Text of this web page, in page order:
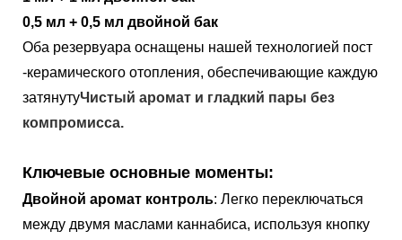
0,5 мл + 0,5 мл двойной бак
Оба резервуара оснащены нашей технологией пост
-керамического отопления, обеспечивающие каждую
затянутуЧистый аромат и гладкий пары без
компромисса.
Ключевые основные моменты:
Двойной аромат контроль: Легко переключаться
между двумя маслами каннабиса, используя кнопку